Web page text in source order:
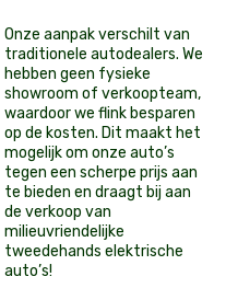
Onze aanpak verschilt van
traditionele autodealers. We
hebben geen fysieke
showroom of verkoopteam,
waardoor we flink besparen
op de kosten. Dit maakt het
mogelijk om onze auto’s
tegen een scherpe prijs aan
te bieden en draagt bij aan
de verkoop van
milieuvriendelijke
tweedehands elektrische
auto’s!